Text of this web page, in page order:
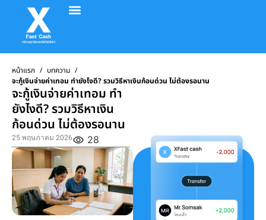
หน้าแรก / บทความ /
จะกู้เงินจ่ายค่าเทอม ทำยังไงดี? รวมวิธีหาเงินก้อนด่วน ไม่ต้องรอนาน
จะกู้เงินจ่ายค่าเทอม ทำ
ยังไงดี? รวมวิธีหาเงิน
ก้อนด่วน ไม่ต้องรอนาน
25 พฤษภาคม 2026 28